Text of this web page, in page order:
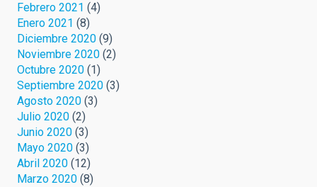
Febrero 2021 (4)
Enero 2021 (8)
Diciembre 2020 (9)
Noviembre 2020 (2)
Octubre 2020 (1)
Septiembre 2020 (3)
Agosto 2020 (3)
Julio 2020 (2)
Junio 2020 (3)
Mayo 2020 (3)
Abril 2020 (12)
Marzo 2020 (8)